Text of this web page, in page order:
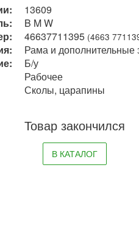
13609
B M W
46637711395 (4663
Рама и дополнительные
Б/у
Рабочее
Сколы, царапины
Товар закончился
В КАТАЛОГ